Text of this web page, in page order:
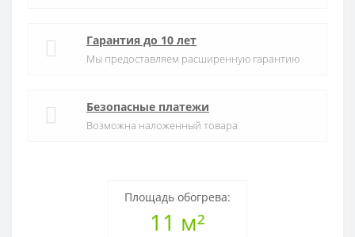
Площадь обогрева:
11 м²
Гарантия до 10 лет
Мы предоставляем расширенную гарантию
Безопасные платежи
Возможна наложенный товара